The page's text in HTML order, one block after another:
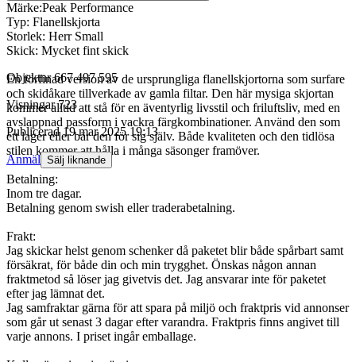
Märke:Peak Performance
Typ: Flanellskjorta
Storlek: Herr Small
Skick: Mycket fint skick
En förfinad version av de ursprungliga flanellskjortorna som surfare
och skidåkare tillverkade av gamla filtar. Den här mysiga skjortan
kommer alltid att stå för en äventyrlig livsstil och friluftsliv, med en
avslappnad passform i vackra färgkombinationer. Använd den som
ett lager eller bär den för sig själv. Både kvaliteten och den tidlösa
stilen kommer att hålla i många säsonger framöver.
Betalning:
Inom tre dagar.
Betalning genom swish eller traderabetalning.
Frakt:
Jag skickar helst genom schenker då paketet blir både spårbart samt
försäkrat, för både din och min trygghet. Önskas någon annan
fraktmetod så löser jag givetvis det. Jag ansvarar inte för paketet
efter jag lämnat det.
Jag samfraktar gärna för att spara på miljö och fraktpris vid annonser
som går ut senast 3 dagar efter varandra. Fraktpris finns angivet till
varje annons. I priset ingår emballage.
Objektnr 667 497 595
Visningar 723
Publicerad 19 mar 2025 19:13
Anmäl Sälj liknande